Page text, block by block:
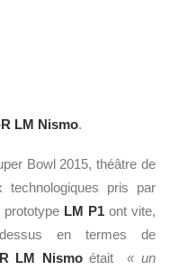
lors des
communiqué officiel,
LM Nismo.
Bowl 2015, théâtre de
pris par
prototype LM P1 ont vite,
en termes de
LM Nismoétait« un